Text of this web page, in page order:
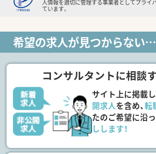
人情報を適切に管理する事業者としてプライ
ています。
希望の求人が見つからない
コンサルタントに相談
サイト上に掲載
開求人を含め、転
たのご希望に沿
しします！